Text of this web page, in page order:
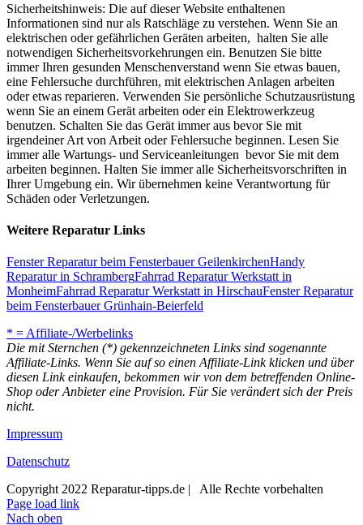
Sicherheitshinweis: Die auf dieser Website enthaltenen
Informationen sind nur als Ratschläge zu verstehen. Wenn Sie an
elektrischen oder gefährlichen Geräten arbeiten, halten Sie alle
notwendigen Sicherheitsvorkehrungen ein. Benutzen Sie bitte
immer Ihren gesunden Menschenverstand wenn Sie etwas bauen,
eine Fehlersuche durchführen, mit elektrischen Anlagen arbeiten
oder etwas reparieren. Verwenden Sie persönliche Schutzausrüstung
wenn Sie an einem Gerät arbeiten oder ein Elektrowerkzeug
benutzen. Schalten Sie das Gerät immer aus bevor Sie mit
irgendeiner Art von Arbeit oder Fehlersuche beginnen. Lesen Sie
immer alle Wartungs- und Serviceanleitungen bevor Sie mit dem
arbeiten beginnen. Halten Sie immer alle Sicherheitsvorschriften in
Ihrer Umgebung ein. Wir übernehmen keine Verantwortung für
Schäden oder Verletzungen.
Weitere Reparatur Links
Fenster Reparatur beim Fensterbauer GeilenkirchenHandy
Reparatur in SchrambergFahrrad Reparatur Werkstatt in
MonheimFahrrad Reparatur Werkstatt in HirschauFenster Reparatur
beim Fensterbauer Grünhain-Beierfeld
* = Affiliate-/Werbelinks
Die mit Sternchen (*) gekennzeichneten Links sind sogenannte
Affiliate-Links. Wenn Sie auf so einen Affiliate-Link klicken und über
diesen Link einkaufen, bekommen wir von dem betreffenden Online-
Shop oder Anbieter eine Provision. Für Sie verändert sich der Preis
nicht.
Impressum
Datenschutz
Copyright 2022 Reparatur-tipps.de | Alle Rechte vorbehalten
Page load link
Nach oben